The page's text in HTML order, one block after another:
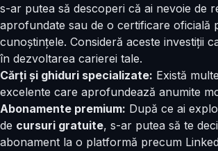
s-ar putea să descoperi că ai nevoie de
aprofundate sau de o certificare oficială
cunoștințele. Consideră aceste investiții
în dezvoltarea carierei tale.
Cărți și ghiduri specializate: Există
excelente care aprofundează anumite
Abonamente premium: După ce ai
de cursuri gratuite, s-ar putea să te
abonament la o platformă precum